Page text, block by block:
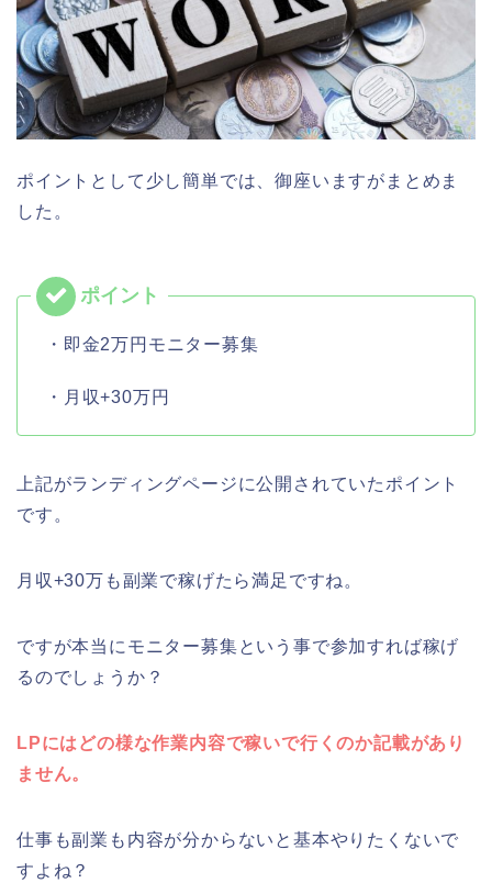
ポイントとして少し簡単では、御座いますがまとめま
した。
・即金2万円モニター募集
・月収+30万円
上記がランディングページに公開されていたポイント
です。
月収+30万も副業で稼げたら満足ですね。
ですが本当にモニター募集という事で参加すれば稼げ
るのでしょうか？
LPにはどの様な作業内容で稼いで行くのか記載があり
ません。
仕事も副業も内容が分からないと基本やりたくないで
すよね？